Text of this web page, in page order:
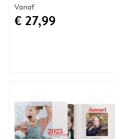
Vanaf
€ 27,99